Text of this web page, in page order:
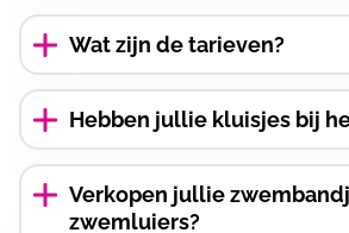
Klik hiervoor een overzicht
openingstijden.
Wat zijn de tarieven?
klik hiervoor een overzicht
tarieven.
Hebben jullie kluisjes bij
Ja, er zijn grote kluisjes
garderobe. Je kunt gebruik
kluisjes met een €1,00 munt.
Verkopen jullie
zwemluiers?